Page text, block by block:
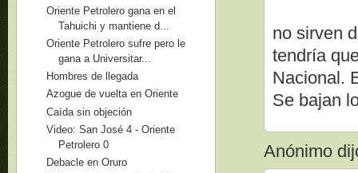
no sirven
tendría
Nacional.
Se bajan
Anónimo
Oriente Petrolero gana en el
Tahuichi y mantiene d...
Oriente Petrolero sufre pero le
gana a Universitar...
Hombres de llegada
Azogue de vuelta en Oriente
Caída sin objeción
Video: San José 4 - Oriente
Petrolero 0
Debacle en Oruro